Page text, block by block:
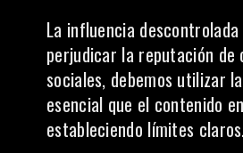
La influencia
perjudicar la reputación de
sociales, debemos utilizar
esencial que el contenido
estableciendo límites